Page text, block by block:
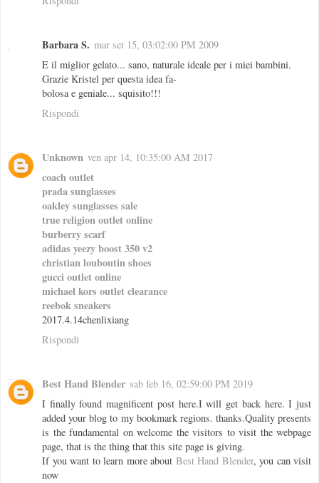
Barbara S. mar set 15, 03:02:00 PM 2009
E il miglior gelato... sano, naturale ideale per i miei bambini.
Grazie Kristel per questa idea fa-
bolosa e geniale... squisito!!!
Rispondi
Unknown ven apr 14, 10:35:00 AM 2017
coach outlet
prada sunglasses
oakley sunglasses sale
true religion outlet online
burberry scarf
adidas yeezy boost 350 v2
christian louboutin shoes
gucci outlet online
michael kors outlet clearance
reebok sneakers
2017.4.14chenlixiang
Rispondi
Best Hand Blender sab feb 16, 02:59:00 PM 2019
I finally found magnificent post here.I will get back here. I just
added your blog to my bookmark regions. thanks.Quality presents
is the fundamental on welcome the visitors to visit the webpage
page, that is the thing that this site page is giving.
If you want to learn more about Best Hand Blender, you can visit
now